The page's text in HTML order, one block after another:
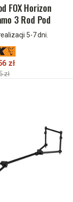
FOX Horizon
3 Rod Pod
Legs 2pcs
5-7 dni.
zł
zł